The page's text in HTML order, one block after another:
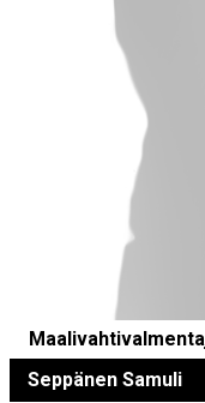
Seppänen Samuli